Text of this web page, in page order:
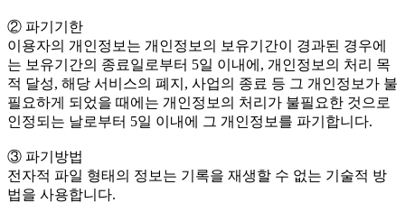
② 파기기한
이용자의 개인정보는 개인정보의 보유기간이 경과된 경우에
는 보유기간의 종료일로부터 5일 이내에, 개인정보의 처리 목
적 달성, 해당 서비스의 폐지, 사업의 종료 등 그 개인정보가 불
필요하게 되었을 때에는 개인정보의 처리가 불필요한 것으로
인정되는 날로부터 5일 이내에 그 개인정보를 파기합니다.
③ 파기방법
전자적 파일 형태의 정보는 기록을 재생할 수 없는 기술적 방
법을 사용합니다.